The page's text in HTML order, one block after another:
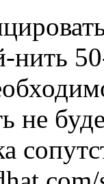
нить
не